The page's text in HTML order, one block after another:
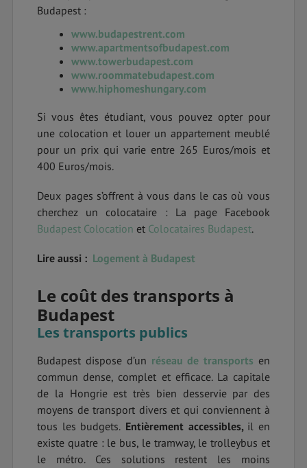
Budapest :
www.budapestrent.com
www.apartmentsofbudapest.com
www.towerbudapest.com
www.roommatebudapest.com
www.hiphomeshungary.com
Si vous êtes étudiant, vous pouvez opter pour
une colocation et louer un appartement meublé
pour un prix qui varie entre 265 Euros/mois et
400 Euros/mois.
Deux pages s’offrent à vous dans le cas où vous
cherchez un colocataire : La page Facebook
Budapest Colocation et Colocataires Budapest.
Lire aussi : Logement à Budapest
Le coût des transports à
Budapest
Les transports publics
Budapest dispose d’un réseau de transports en
commun dense, complet et efficace. La capitale
de la Hongrie est très bien desservie par des
moyens de transport divers et qui conviennent à
tous les budgets. Entièrement accessibles, il en
existe quatre : le bus, le tramway, le trolleybus et
le métro. Ces solutions restent les moins